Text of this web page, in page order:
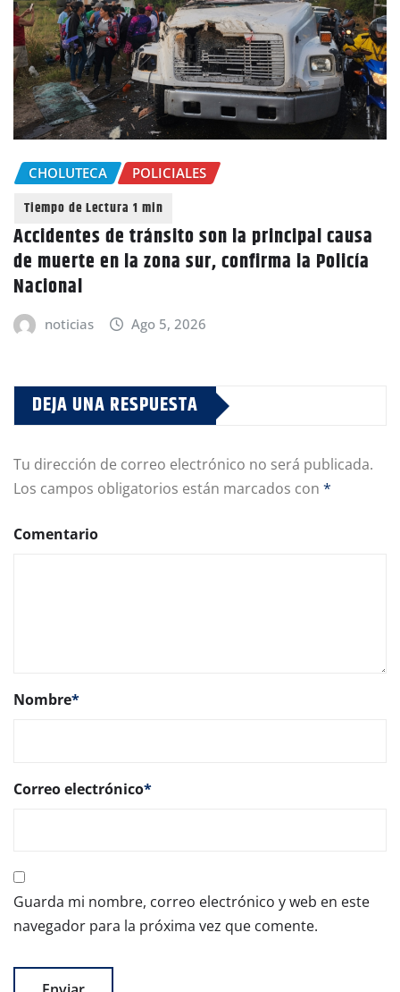
CHOLUTECA POLICIALES
Accidentes de tránsito son la principal causa
de muerte en la zona sur, confirma la Policía
Nacional
noticias Ago 5, 2026
DEJA UNA RESPUESTA
Tu dirección de correo electrónico no será publicada.
Los campos obligatorios están marcados con *
Comentario
Nombre*
Correo electrónico*
Guarda mi nombre, correo electrónico y web en este
navegador para la próxima vez que comente.